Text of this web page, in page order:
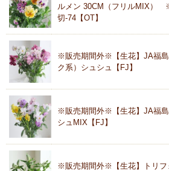
ルメン 30CM（フリルMIX
切-74【OT】
※販売期間外※【生花】JA福
ク系）シュシュ【FJ】
※販売期間外※【生花】JA福
シュMIX【FJ】
※販売期間外※【生花】トリフ